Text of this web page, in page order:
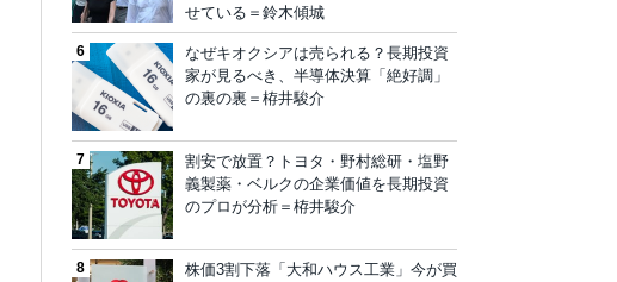
せている＝鈴木傾城
なぜキオクシアは売られる？長期投資
家が見るべき、半導体決算「絶好調」
の裏の裏＝栫井駿介
割安で放置？トヨタ・野村総研・塩野
義製薬・ベルクの企業価値を長期投資
のプロが分析＝栫井駿介
株価3割下落「大和ハウス工業」今が買